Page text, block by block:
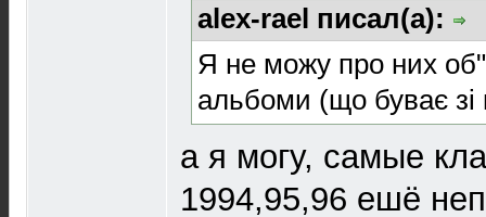
alex-rael писал(а):
Я не можу про них
альбоми (що буває
а я могу, самые
1994,95,96 ешё